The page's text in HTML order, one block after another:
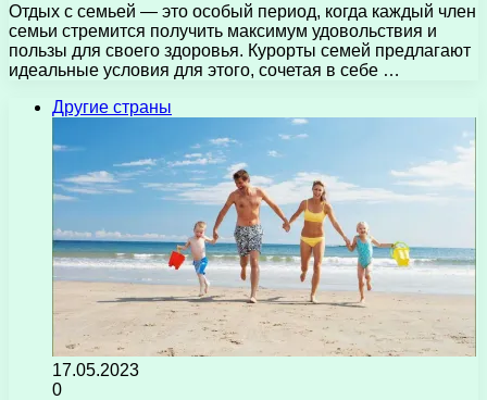
Отдых с семьей — это особый период, когда каждый член
семьи стремится получить максимум удовольствия и
пользы для своего здоровья. Курорты семей предлагают
идеальные условия для этого, сочетая в себе …
Другие страны
17.05.2023
0